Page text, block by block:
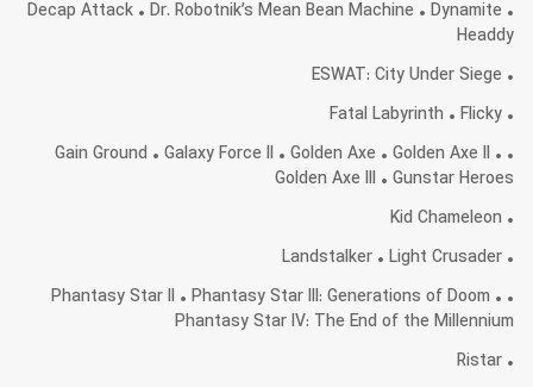
• Decap Attack • Dr. Robotnik’s Mean Bean Machine • Dynamite
Headdy
• ESWAT: City Under Siege
• Fatal Labyrinth • Flicky
• Gain Ground • Galaxy Force II • Golden Axe • Golden Axe II •
Golden Axe III • Gunstar Heroes
• Kid Chameleon
• Landstalker • Light Crusader
• Phantasy Star II • Phantasy Star III: Generations of Doom •
Phantasy Star IV: The End of the Millennium
• Ristar